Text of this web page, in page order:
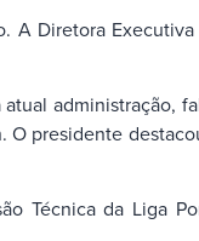
Diretora
administração,
presidente
Técnica da Liga